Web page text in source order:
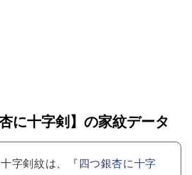
に十字剣】の家紋データ
字剣紋は、『四つ銀杏に十字